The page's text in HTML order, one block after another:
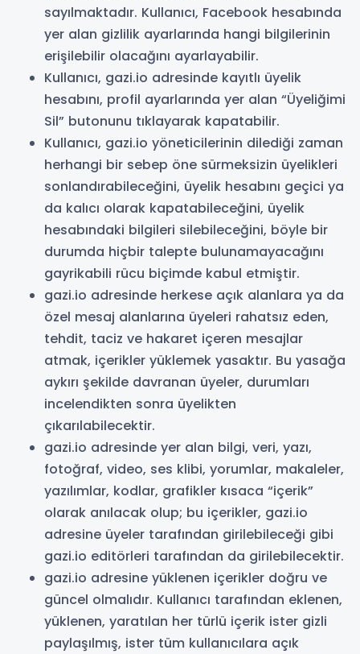
sayılmaktadır. Kullanıcı, Facebook hesabında
yer alan gizlilik ayarlarında hangi bilgilerinin
erişilebilir olacağını ayarlayabilir.
Kullanıcı, gazi.io adresinde kayıtlı üyelik
hesabını, profil ayarlarında yer alan “Üyeliğimi
Sil” butonunu tıklayarak kapatabilir.
Kullanıcı, gazi.io yöneticilerinin dilediği zaman
herhangi bir sebep öne sürmeksizin üyelikleri
sonlandırabileceğini, üyelik hesabını geçici ya
da kalıcı olarak kapatabileceğini, üyelik
hesabındaki bilgileri silebileceğini, böyle bir
durumda hiçbir talepte bulunamayacağını
gayrikabili rücu biçimde kabul etmiştir.
gazi.io adresinde herkese açık alanlara ya da
özel mesaj alanlarına üyeleri rahatsız eden,
tehdit, taciz ve hakaret içeren mesajlar
atmak, içerikler yüklemek yasaktır. Bu yasağa
aykırı şekilde davranan üyeler, durumları
incelendikten sonra üyelikten
çıkarılabilecektir.
gazi.io adresinde yer alan bilgi, veri, yazı,
fotoğraf, video, ses klibi, yorumlar, makaleler,
yazılımlar, kodlar, grafikler kısaca “içerik”
olarak anılacak olup; bu içerikler, gazi.io
adresine üyeler tarafından girilebileceği gibi
gazi.io editörleri tarafından da girilebilecektir.
gazi.io adresine yüklenen içerikler doğru ve
güncel olmalıdır. Kullanıcı tarafından eklenen,
yüklenen, yaratılan her türlü içerik ister gizli
paylaşılmış, ister tüm kullanıcılara açık